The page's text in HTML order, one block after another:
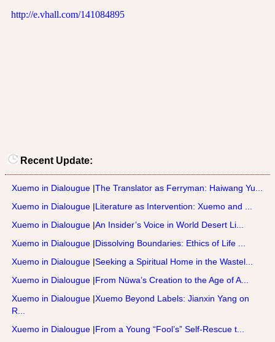
http://e.vhall.com/141084895
Recent Update:
Xuemo in Dialougue |The Translator as Ferryman: Haiwang Yu...
Xuemo in Dialougue |Literature as Intervention: Xuemo and ...
Xuemo in Dialougue |An Insider’s Voice in World Desert Li...
Xuemo in Dialougue |Dissolving Boundaries: Ethics of Life ...
Xuemo in Dialougue |Seeking a Spiritual Home in the Wastel...
Xuemo in Dialougue |From Nüwa’s Creation to the Age of A...
Xuemo in Dialougue |Xuemo Beyond Labels: Jianxin Yang on
R...
Xuemo in Dialougue |From a Young “Fool’s” Self-Rescue t...